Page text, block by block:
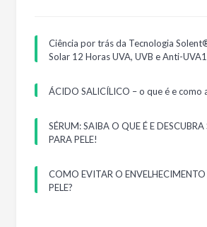
Ciência por trás da Tecnologia
Solar 12 Horas UVA, UVB e Anti-
ÁCIDO SALICÍLICO – o que é e como
SÉRUM: SAIBA O QUE É E DESCUBRA
PARA PELE!
COMO EVITAR O ENVELHECIMENTO
PELE?